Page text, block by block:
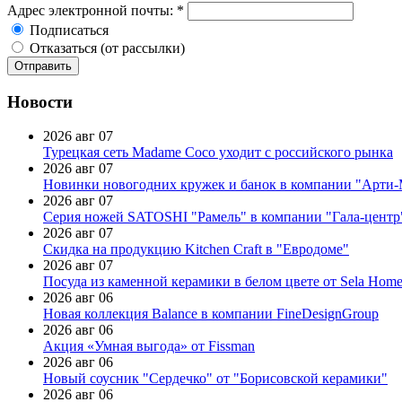
Адрес электронной почты: *
Подписаться
Отказаться (от рассылки)
Новости
2026 авг 07
Турецкая сеть Madame Coco уходит с российского рынка
2026 авг 07
Новинки новогодних кружек и банок в компании
2026 авг 07
Серия ножей SATOSHI "Рамель" в компании "Гала-
2026 авг 07
Скидка на продукцию Kitchen Craft в "Евродоме"
2026 авг 07
Посуда из каменной керамики в белом цвете от Sela Home
2026 авг 06
Новая коллекция Balance в компании FineDesignGroup
2026 авг 06
Акция «Умная выгода» от Fissman
2026 авг 06
Новый соусник "Сердечко" от "Борисовской керамики"
2026 авг 06